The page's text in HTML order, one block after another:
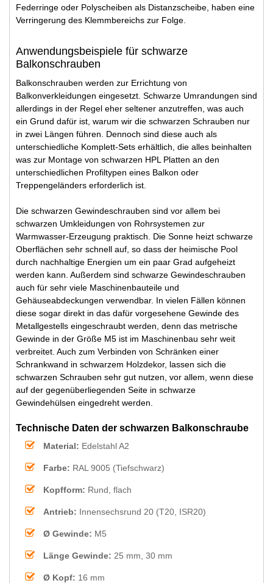
Federringe oder Polyscheiben als Distanzscheibe, haben eine
Verringerung des Klemmbereichs zur Folge.
Anwendungsbeispiele für schwarze
Balkonschrauben
Balkonschrauben werden zur Errichtung von
Balkonverkleidungen eingesetzt. Schwarze Umrandungen sind
allerdings in der Regel eher seltener anzutreffen, was auch
ein Grund dafür ist, warum wir die schwarzen Schrauben nur
in zwei Längen führen. Dennoch sind diese auch als
unterschiedliche Komplett-Sets erhältlich, die alles beinhalten
was zur Montage von schwarzen HPL Platten an den
unterschiedlichen Profiltypen eines Balkon oder
Treppengeländers erforderlich ist.
Die schwarzen Gewindeschrauben sind vor allem bei
schwarzen Umkleidungen von Rohrsystemen zur
Warmwasser-Erzeugung praktisch. Die Sonne heizt schwarze
Oberflächen sehr schnell auf, so dass der heimische Pool
durch nachhaltige Energien um ein paar Grad aufgeheizt
werden kann. Außerdem sind schwarze Gewindeschrauben
auch für sehr viele Maschinenbauteile und
Gehäuseabdeckungen verwendbar. In vielen Fällen können
diese sogar direkt in das dafür vorgesehene Gewinde des
Metallgestells eingeschraubt werden, denn das metrische
Gewinde in der Größe M5 ist im Maschinenbau sehr weit
verbreitet. Auch zum Verbinden von Schränken einer
Schrankwand in schwarzem Holzdekor, lassen sich die
schwarzen Schrauben sehr gut nutzen, vor allem, wenn diese
auf der gegenüberliegenden Seite in schwarze
Gewindehülsen eingedreht werden.
Technische Daten der schwarzen Balkonschraube
Material: Edelstahl A2
Farbe: RAL 9005 (Tiefschwarz)
Kopfform: Rund, flach
Antrieb: Innensechsrund 20 (T20, ISR20)
Ø Gewinde: M5
Länge Gewinde: 25 mm, 30 mm
Ø Kopf: 16 mm